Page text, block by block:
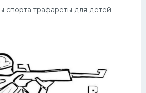
спорта трафареты для детей